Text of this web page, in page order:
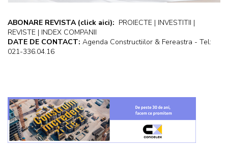
ABONARE REVISTA (click aici): PROIECTE | INVESTITII |
REVISTE | INDEX COMPANII
DATE DE CONTACT: Agenda Constructiilor & Fereastra - Tel:
021-336.04.16